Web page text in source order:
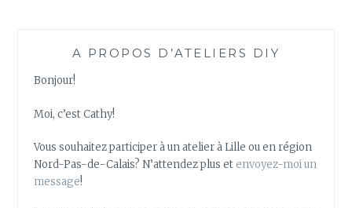
A
U
R
A PROPOS D’ATELIERS DIY
Bonjour!
Moi, c’est Cathy!
Vous souhaitez participer à un atelier à Lille ou en région
Nord-Pas-de-Calais? N’attendez plus et envoyez-moi un
message!